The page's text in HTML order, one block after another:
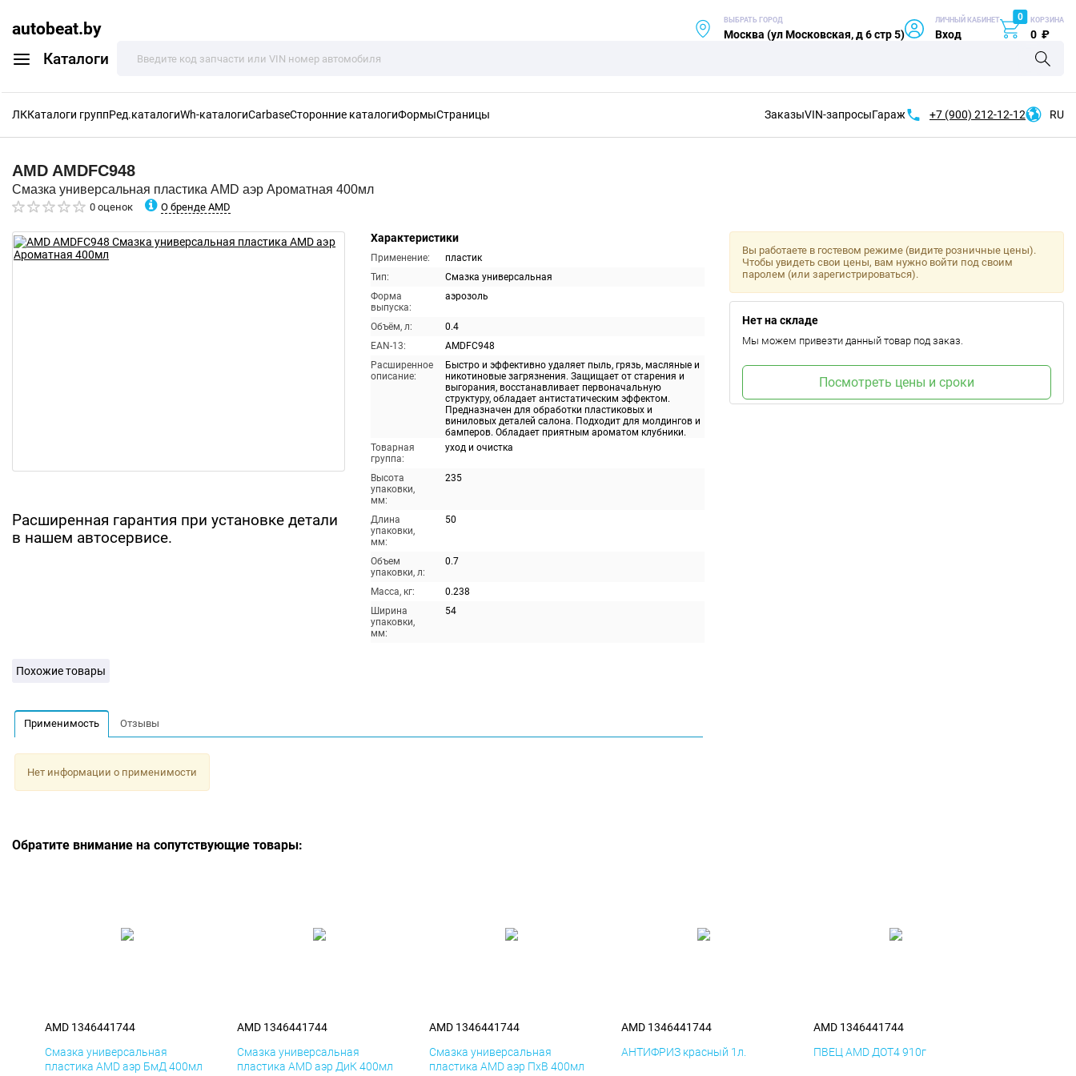
autobeat.by
Каталоги
ВЫБРАТЬ ГОРОД
Москва (ул Московская, д 6 стр 5)
ЛИЧНЫЙ КАБИНЕТ
Вход
0 КОРЗИНА
0 ₽
ЛККаталоги группРед.каталогиWh-каталогиCarbaseСторонние каталогиФормыСтраницы ЗаказыVIN-запросыГараж +7 (900) 212-12-12 RU
AMD AMDFC948
Смазка универсальная пластика AMD аэр Ароматная 400мл
0 оценок О бренде AMD
Расширенная гарантия при установке детали
в нашем автосервисе.
Характеристики
Применение:
пластик
Тип:
Смазка универсальная
Форма
выпуска:
аэрозоль
Объём, л:
0.4
EAN-13:
AMDFC948
Расширенное
описание:
Быстро и эффективно удаляет пыль, грязь, масляные и
никотиновые загрязнения. Защищает от старения и
выгорания, восстанавливает первоначальную
структуру, обладает антистатическим эффектом.
Предназначен для обработки пластиковых и
виниловых деталей салона. Подходит для молдингов и
бамперов. Обладает приятным ароматом клубники.
Товарная
группа:
уход и очистка
Высота
упаковки,
мм:
235
Длина
упаковки,
мм:
50
Объем
упаковки, л:
0.7
Масса, кг:
0.238
Ширина
упаковки,
мм:
54
Вы работаете в гостевом режиме (видите розничные цены).
Чтобы увидеть свои цены, вам нужно войти под своим
паролем (или зарегистрироваться).
Нет на складе
Мы можем привезти данный товар под заказ.
Посмотреть цены и сроки
Похожие товары
Применимость Отзывы
Нет информации о применимости
Обратите внимание на сопутствующие товары:
AMD 1346441744
Смазка универсальная
пластика AMD аэр БмД 400мл
AMD 1346441744
Смазка универсальная
пластика AMD аэр ДиК 400мл
AMD 1346441744
Смазка универсальная
пластика AMD аэр ПхВ 400мл
AMD 1346441744
АНТИФРИЗ красный 1л.
AMD 1346441744
ПВЕЦ AMD ДОТ4 910г